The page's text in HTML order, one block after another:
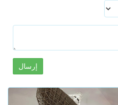
إرسال